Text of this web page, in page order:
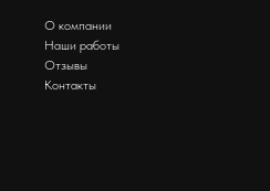
О компании
Наши работы
Отзывы
Контакты